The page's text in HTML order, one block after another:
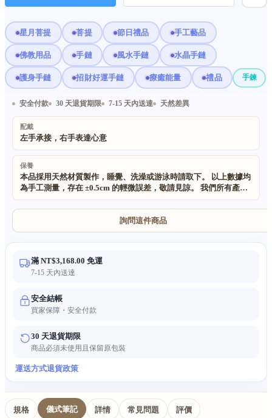
星月菩提 菩提 節日禮品 手工藝品
佛教用品 手鏈 風水手鏈 水晶手鏈
護身手鏈 招財好運手鏈 療癒能量 禮品 手鍊
安全付款 30 天退貨期限 7-15 天內送達 天然差異
配戴
左手承接，右手表達心意
保養
本品採用天然材質製作，睡覺、洗澡或游泳時請取下。 以上數據均
為手工測量，存在 ±0.5cm 的輕微誤差，敬請見諒。 我們所有產品
使用的材料均為 100% 天然環保材質。 本品為純手工製作且採用天
然材質，因此尺寸、紋理可能存在細微不規則之處；同時由於燈光
及顯示器差異，實物顏色可能與圖片略有不同。
詢問這件商品
滿 NT$3,168.00 免運
7-15 天內送達
安全結帳
買家保障・安全付款
30 天退貨期限
商品必須未使用且保留原包裝
運送方式退貨政策
規格 儀式筆記 詳情 常見問題 評價